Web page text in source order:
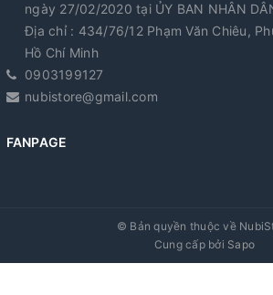
ngày 27/02/2020 tại ỦY BAN NHÂN
Địa chỉ : 434/76/12 Phạm Văn Chiêu,
Hồ Chí Minh
0903199127
nubistore@gmail.com
FANPAGE
© Bản quyền thuộc về
Cung cấp bởi Sapo